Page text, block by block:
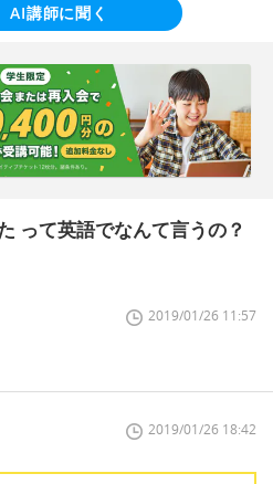
AI講師に聞く
って英語でなんて言うの？
2019/01/26 11:57
2019/01/26 18:42